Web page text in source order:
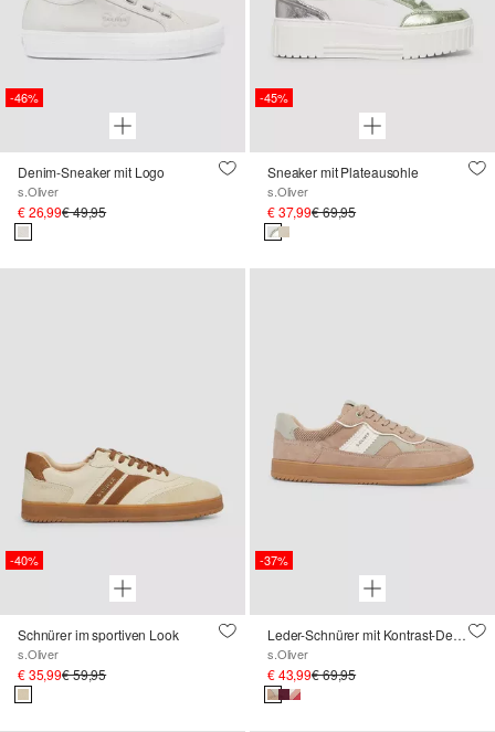
-46%
Denim-Sneaker mit Logo
s.Oliver
€ 26,99€ 49,95
-45%
Sneaker mit Plateausohle
s.Oliver
€ 37,99€ 69,95
-40%
Schnürer im sportiven Look
s.Oliver
€ 35,99€ 59,95
-37%
Leder-Schnürer mit Kontrast-Details
s.Oliver
€ 43,99€ 69,95